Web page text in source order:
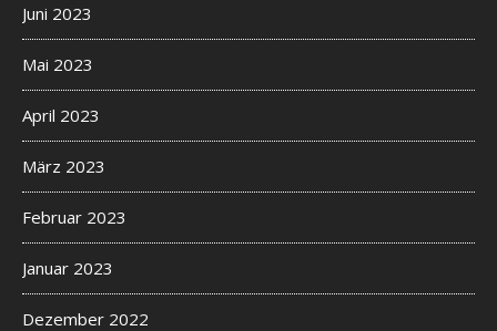
Juni 2023
Mai 2023
April 2023
März 2023
Februar 2023
Januar 2023
Dezember 2022